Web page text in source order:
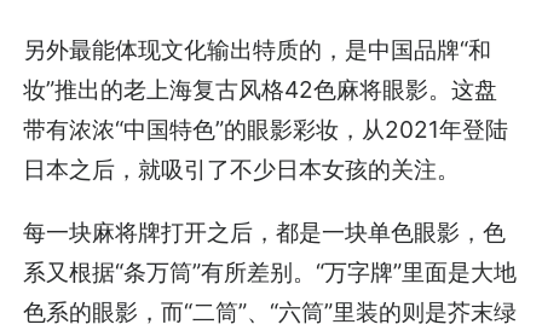
另外最能体现文化输出特质的，是中国品牌“和
妆”推出的老上海复古风格42色麻将眼影。这盘
带有浓浓“中国特色”的眼影彩妆，从2021年登陆
日本之后，就吸引了不少日本女孩的关注。
每一块麻将牌打开之后，都是一块单色眼影，色
系又根据“条万筒”有所差别。“万字牌”里面是大地
色系的眼影，而“二筒”、“六筒”里装的则是芥末绿